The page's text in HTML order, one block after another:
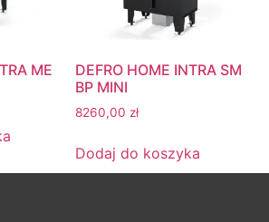
ME
DEFRO HOME INTRA SM
BP MINI
8260,00 zł
Dodaj do koszyka